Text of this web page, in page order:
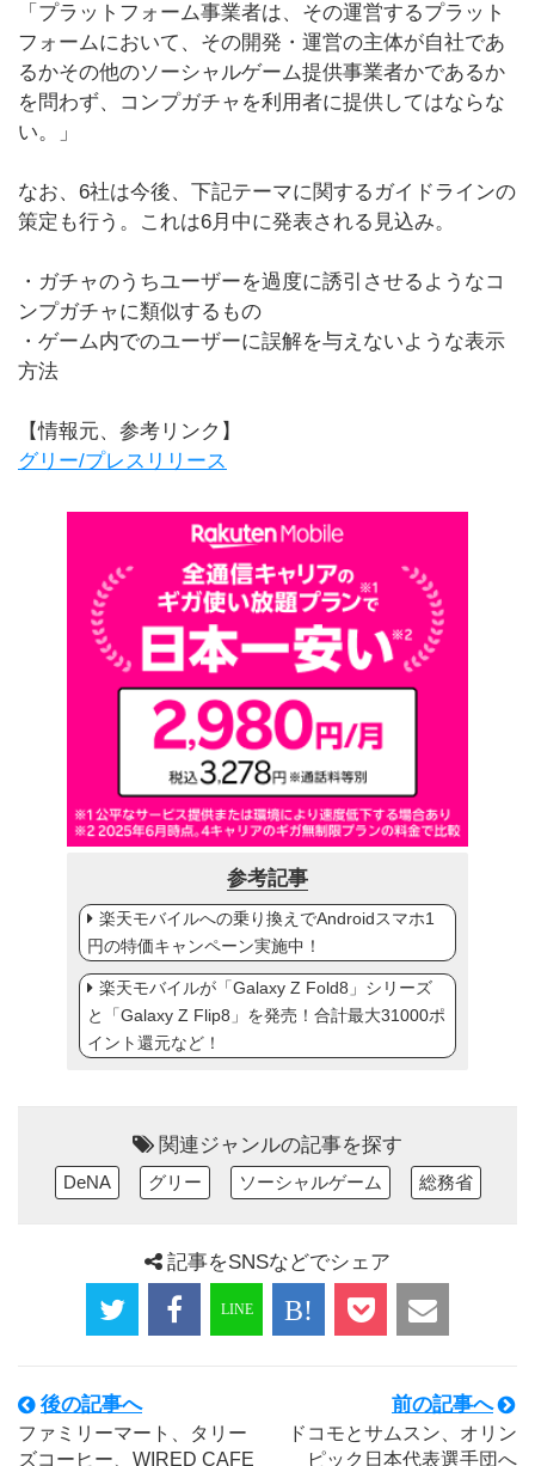
「プラットフォーム事業者は、その運営するプラット
フォームにおいて、その開発・運営の主体が自社であ
るかその他のソーシャルゲーム提供事業者かであるか
を問わず、コンプガチャを利用者に提供してはならな
い。」
なお、6社は今後、下記テーマに関するガイドラインの
策定も行う。これは6月中に発表される見込み。
・ガチャのうちユーザーを過度に誘引させるようなコ
ンプガチャに類似するもの
・ゲーム内でのユーザーに誤解を与えないような表示
方法
【情報元、参考リンク】
グリー/プレスリリース
参考記事
楽天モバイルへの乗り換えでAndroidスマホ1
円の特価キャンペーン実施中！
楽天モバイルが「Galaxy Z Fold8」シリーズ
と「Galaxy Z Flip8」を発売！合計最大31000ポ
イント還元など！
関連ジャンルの記事を探す
DeNA グリー ソーシャルゲーム 総務省
記事をSNSなどでシェア
後の記事へ
ファミリーマート、タリー
ズコーヒー、WIRED CAFE
前の記事へ
ドコモとサムスン、オリン
ピック日本代表選手団へ